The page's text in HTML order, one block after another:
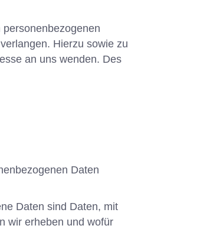
Hierzu sowie zu
an uns wenden. Des
Daten
Daten sind Daten, mit
wir erheben und wofür